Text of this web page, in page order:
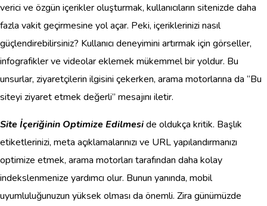
verici ve özgün içerikler oluşturmak, kullanıcıların sitenizde daha
fazla vakit geçirmesine yol açar. Peki, içeriklerinizi nasıl
güçlendirebilirsiniz? Kullanıcı deneyimini artırmak için görseller,
infografikler ve videolar eklemek mükemmel bir yoldur. Bu
unsurlar, ziyaretçilerin ilgisini çekerken, arama motorlarına da “Bu
siteyi ziyaret etmek değerli” mesajını iletir.
Site İçeriğinin Optimize Edilmeside oldukça kritik. Başlık
etiketlerinizi, meta açıklamalarınızı ve URL yapılandırmanızı
optimize etmek, arama motorları tarafından daha kolay
indekslenmenize yardımcı olur. Bunun yanında, mobil
uyumluluğunuzun yüksek olması da önemli. Zira günümüzde